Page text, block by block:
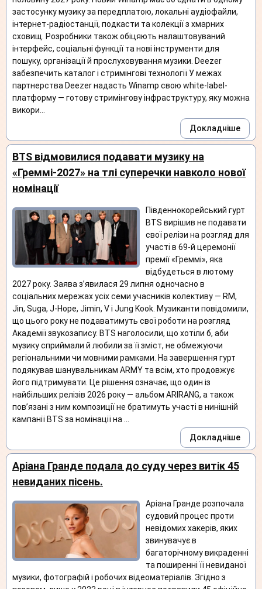
застосунку музику за передплатою, локальні аудіофайли,
інтернет-радіостанції, подкасти та колекції з хмарних
сховищ. Розробники також обіцяють налаштовуваний
інтерфейс, соціальні функції та нові інструменти для
пошуку, організації й прослуховування музики. Deezer
забезпечить каталог і стримінгові технології У межах
партнерства Deezer надасть Winamp свою white-label-
платформу — готову стримінгову інфраструктуру, яку можна
викори...
Докладніше
BTS відмовилися подавати музику на
«Греммі-2027» на тлі суперечки навколо нової
номінації
Південнокорейський гурт
BTS вирішив не подавати
свої релізи на розгляд для
участі в 69-й церемонії
премії «Греммі», яка
відбудеться в лютому
2027 року. Заява з’явилася 29 липня одночасно в
соціальних мережах усіх семи учасників колективу — RM,
Jin, Suga, J-Hope, Jimin, V і Jung Kook. Музиканти повідомили,
що цього року не подаватимуть свої роботи на розгляд
Академії звукозапису. BTS наголосили, що хотіли б, аби
музику сприймали й любили за її зміст, не обмежуючи
регіональними чи мовними рамками. На завершення гурт
подякував шанувальникам ARMY та всім, хто продовжує
його підтримувати. Це рішення означає, що один із
найбільших релізів 2026 року — альбом ARIRANG, а також
пов’язані з ним композиції не братимуть участі в нинішній
кампанії BTS за номінації на ...
Докладніше
Аріана Гранде подала до суду через витік 45
невиданих пісень.
Аріана Гранде розпочала
судовий процес проти
невідомих хакерів, яких
звинувачує в
багаторічному викраденні
та поширенні її невиданої
музики, фотографій і робочих відеоматеріалів. Згідно з